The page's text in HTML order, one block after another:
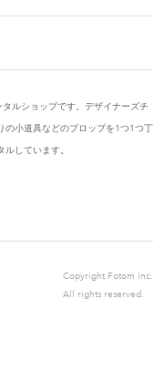
ルショップです。デザイナーズチ
の小道具などのプロップを1つ1つ丁
しています。
Copyright Fotom inc.
All rights reserved.